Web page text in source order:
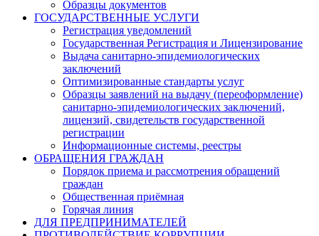
Образцы документов
ГОСУДАРСТВЕННЫЕ УСЛУГИ
Регистрация уведомлений
Государственная Регистрация и Лицензирование
Выдача санитарно-эпидемиологических
заключений
Оптимизированные стандарты услуг
Образцы заявлений на выдачу (переоформление)
санитарно-эпидемиологических заключений,
лицензий, свидетельств государственной
регистрации
Информационные системы, реестры
ОБРАЩЕНИЯ ГРАЖДАН
Порядок приема и рассмотрения обращений
граждан
Общественная приёмная
Горячая линия
ДЛЯ ПРЕДПРИНИМАТЕЛЕЙ